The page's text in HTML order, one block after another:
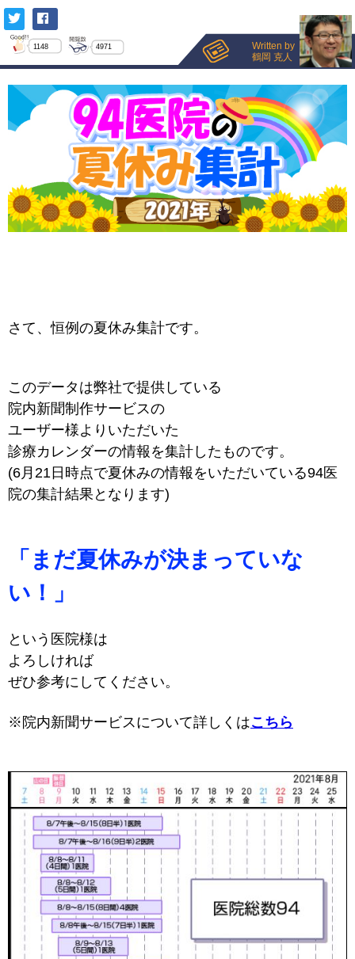
1148 4971
Written by
鶴岡 克人
さて、恒例の夏休み集計です。
このデータは弊社で提供している
院内新聞制作サービスの
ユーザー様よりいただいた
診療カレンダーの情報を集計したものです。
(6月21日時点で夏休みの情報をいただいている94医
院の集計結果となります)
「まだ夏休みが決まっていな
い！」
という医院様は
よろしければ
ぜひ参考にしてください。
※院内新聞サービスについて詳しくはこちら